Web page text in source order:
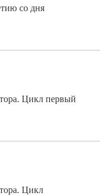
со дня
Цикл первый
Цикл